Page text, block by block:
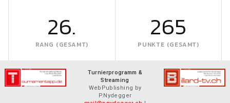
26.
RANG (GESAMT)
265
PUNKTE (GESAMT)
Turnierprogramm &
Streaming
WebPublishing by
P.Nydegger